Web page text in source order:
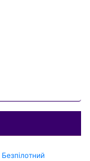
Безпілотний